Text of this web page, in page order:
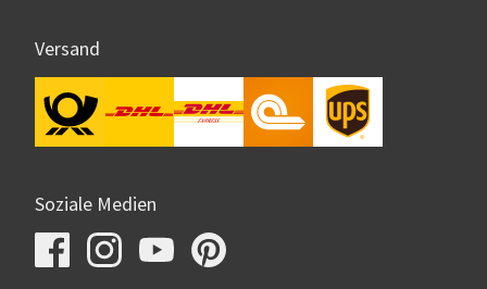
Versand
Soziale Medien